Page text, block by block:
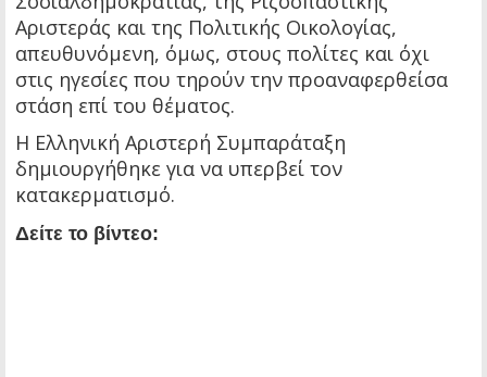
Αριστεράς και της Πολιτικής Οικολογίας,
απευθυνόμενη, όμως, στους πολίτες και όχι
στις ηγεσίες που τηρούν την προαναφερθείσα
στάση επί του θέματος.
Η Ελληνική Αριστερή Συμπαράταξη
δημιουργήθηκε για να υπερβεί τον
κατακερματισμό.
Δείτε το βίντεο: